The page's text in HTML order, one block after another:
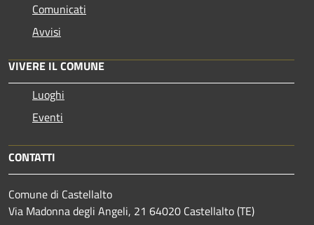
Comunicati
Avvisi
VIVERE IL COMUNE
Luoghi
Eventi
CONTATTI
Comune di Castellalto
Via Madonna degli Angeli, 21 64020 Castellalto (TE)